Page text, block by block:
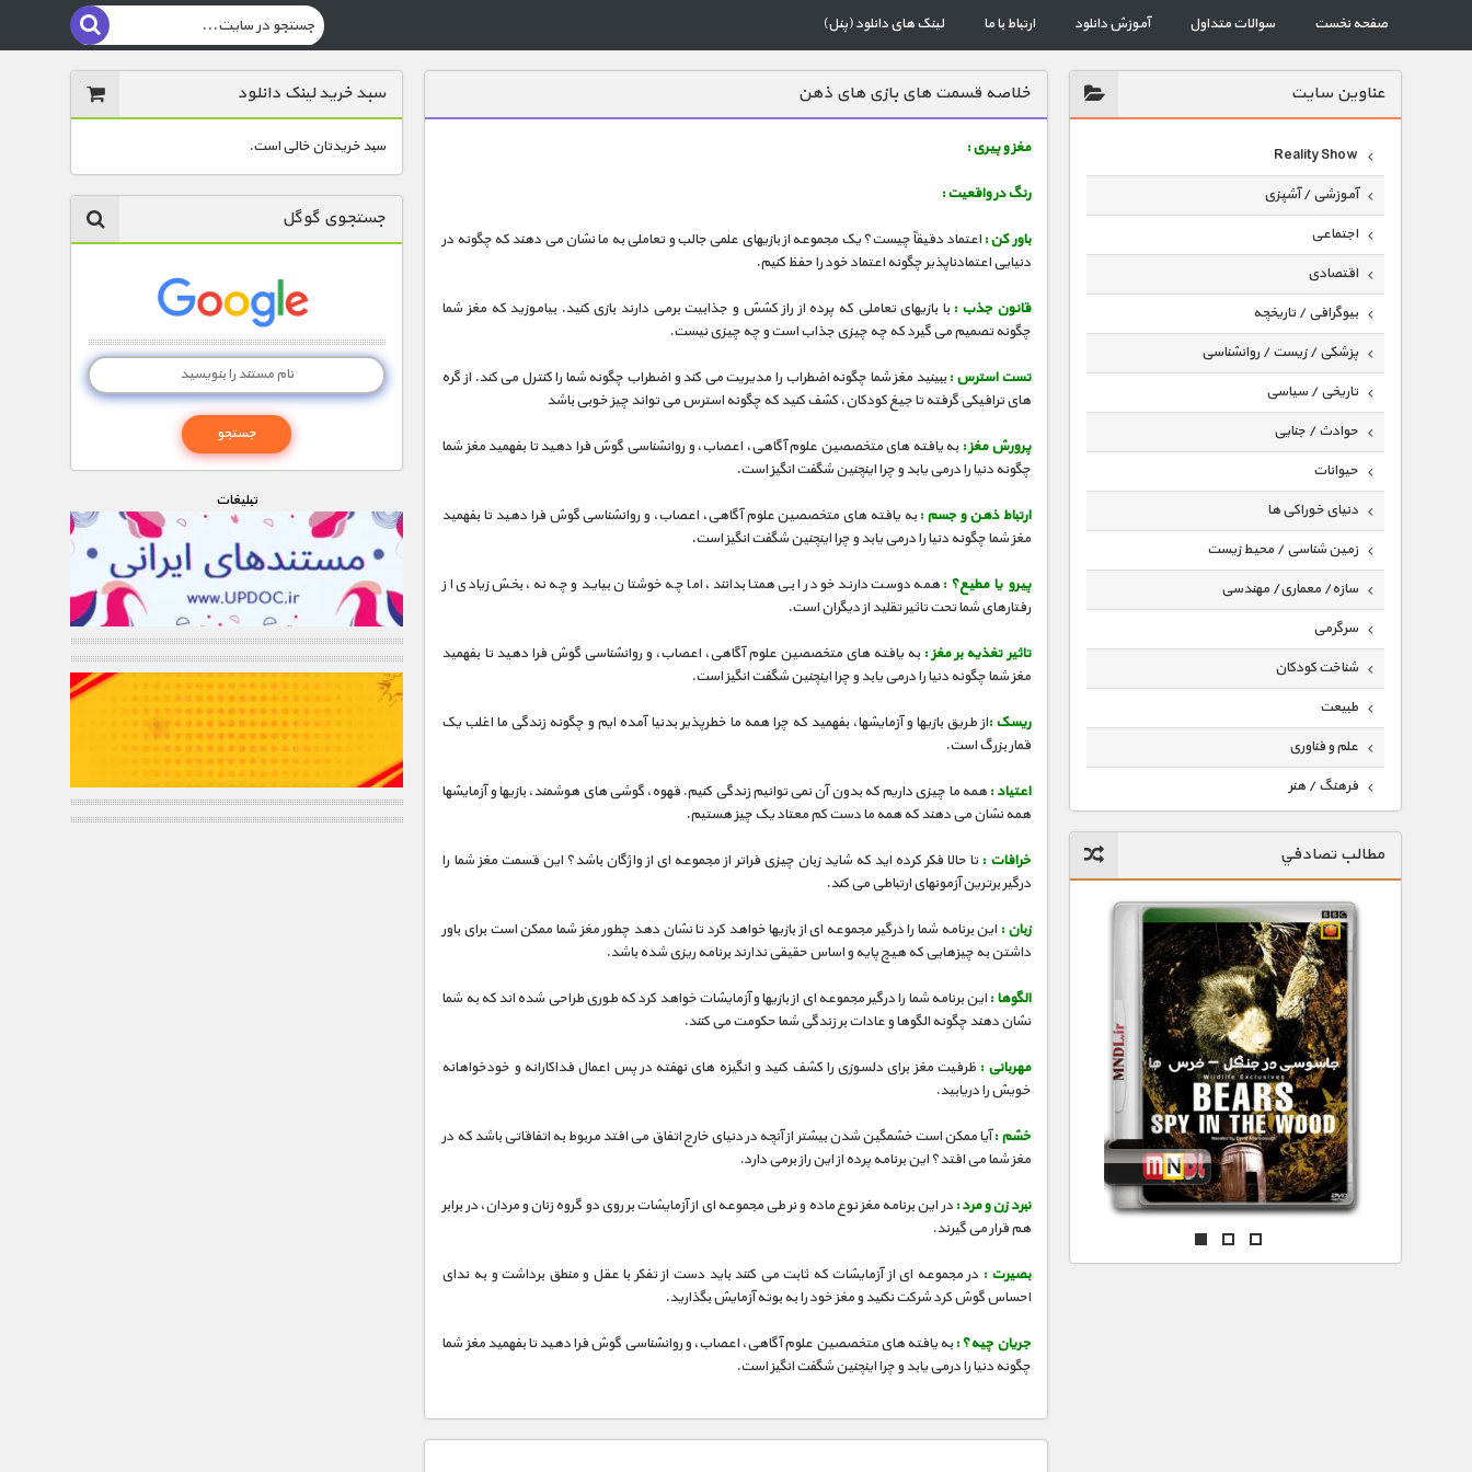
صفحه نخست سوالات متداول آموزش دانلود ارتباط با ما لینک های دانلود (پنل)
عناوين سايت
Reality Show
آموزشی / آشپزی
اجتماعی
اقتصادی
بیوگرافی / تاریخچه
پزشکی / زیست / روانشناسی
تاریخی / سیاسی
حوادث / جنایی
حیوانات
دنیای خوراکی ها
زمین شناسی / محیط زیست
سازه/ معماری/ مهندسی
سرگرمی
شناخت کودکان
طبیعت
علم و فناوری
فرهنگ / هنر
گردشگری
ماورایی
مسابقات / ورزشی
مستند های اختصاصی
مطالب تصادفي
خلاصه قسمت های بازی های ذهن
مغز و پیری :
رنگ در واقعیت :
باور کن : اعتماد دقیقاً چیست؟ یک مجموعه از بازیهای علمی جالب و تعاملی به ما نشان می دهند که چگونه در
دنیایی اعتمادناپذیر چگونه اعتماد خود را حفظ کنیم.
قانون جذب : با بازیهای تعاملی که پرده از راز کشش و جذابیت برمی دارند بازی کنید. بیاموزید که مغز شما
چگونه تصمیم می گیرد که چه چیزی جذاب است و چه چیزی نیست.
تست استرس : ببینید مغز شما چگونه اضطراب را مدیریت می کند و اضطراب چگونه شما را کنترل می کند. از گره
های ترافیکی گرفته تا جیغ کودکان، کشف کنید که چگونه استرس می تواند چیز خوبی باشد
پرورش مغز : به یافته های متخصصین علوم آگاهی، اعصاب، و روانشناسی گوش فرا دهید تا بفهمید مغز شما
چگونه دنیا را درمی یابد و چرا اینچنین شگفت انگیز است.
ارتباط ذهن و جسم : به یافته های متخصصین علوم آگاهی، اعصاب، و روانشناسی گوش فرا دهید تا بفهمید
مغز شما چگونه دنیا را درمی یابد و چرا اینچنین شگفت انگیز است.
پیرو یا مطیع؟ : همه دوست دارند خود را بی همتا بدانند، اما چه خوشتان بیاید و چه نه، بخش زیادی از
رفتارهای شما تحت تاثیر تقلید از دیگران است.
تاثیر تغذیه بر مغز : به یافته های متخصصین علوم آگاهی، اعصاب، و روانشناسی گوش فرا دهید تا بفهمید
مغز شما چگونه دنیا را درمی یابد و چرا اینچنین شگفت انگیز است.
ریسک :از طریق بازیها و آزمایشها، بفهمید که چرا همه ما خطرپذیر بدنیا آمده ایم و چگونه زندگی ما اغلب یک
قمار بزرگ است.
اعتیاد : همه ما چیزی داریم که بدون آن نمی توانیم زندگی کنیم. قهوه، گوشی های هوشمند، بازیها و آزمایشها
همه نشان می دهند که همه ما دست کم معتاد یک چیز هستیم.
خرافات : تا حالا فکر کرده اید که شاید زبان چیزی فراتر از مجموعه ای از واژگان باشد؟ این قسمت مغز شما را
درگیر برترین آزمونهای ارتباطی می کند.
زبان : این برنامه شما را درگیر مجموعه ای از بازیها خواهد کرد تا نشان دهد چطور مغز شما ممکن است برای باور
داشتن به چیزهایی که هیچ پایه و اساس حقیقی ندارند برنامه ریزی شده باشد.
الگوها : این برنامه شما را درگیر مجموعه ای از بازیها و آزمایشات خواهد کرد که طوری طراحی شده اند که به شما
نشان دهند چگونه الگوها و عادات بر زندگی شما حکومت می کنند.
مهربانی : ظرفیت مغز برای دلسوزی را کشف کنید و انگیزه های نهفته در پس اعمال فداکارانه و خودخواهانه
خویش را دریابید.
خشم :آیا ممکن است خشمگین شدن بیشتر از آنچه در دنیای خارج اتفاق می افتد مربوط به اتفاقاتی باشد که در
مغز شما می افتد؟ این برنامه پرده از این راز برمی دارد.
نبرد زن و مرد : در این برنامه مغز نوع ماده و نر طی مجموعه ای از آزمایشات بر روی دو گروه زنان و مردان، در برابر
هم قرار می گیرند.
بصیرت : در مجموعه ای از آزمایشات که ثابت می کنند باید دست از تفکر با عقل و منطق برداشت و به ندای
احساس گوش کرد شرکت نکنید و مغز خود را به بوته آزمایش بگذارید.
جریان چیه؟ : به یافته های متخصصین علوم آگاهی، اعصاب، و روانشناسی گوش فرا دهید تا بفهمید مغز شما
چگونه دنیا را درمی یابد و چرا اینچنین شگفت انگیز است.
سبد خرید لینک دانلود
سبد خریدتان خالی است.
جستجوی گوگل
تبليغات